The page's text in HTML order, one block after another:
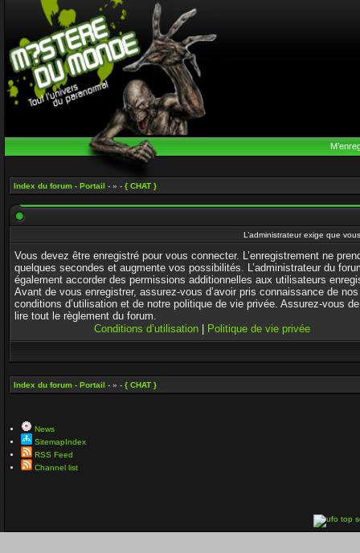
Index du forum - Portail - » - { CHAT }
L’administrateur exige que
Vous devez être enregistré pour vous connecter. L’enregistrement ne
quelques secondes et augmente vos possibilités. L’administrateur du
également accorder des permissions additionnelles aux utilisateurs
Avant de vous enregistrer, assurez-vous d’avoir pris connaissance de nos
conditions d’utilisation et de notre politique de vie privée. Assurez-vous
lire tout le règlement du forum.
Conditions d’utilisation| Politique de vie privée
Index du forum - Portail - » - { CHAT }
News
SitemapIndex
RSS Feed
Channel list